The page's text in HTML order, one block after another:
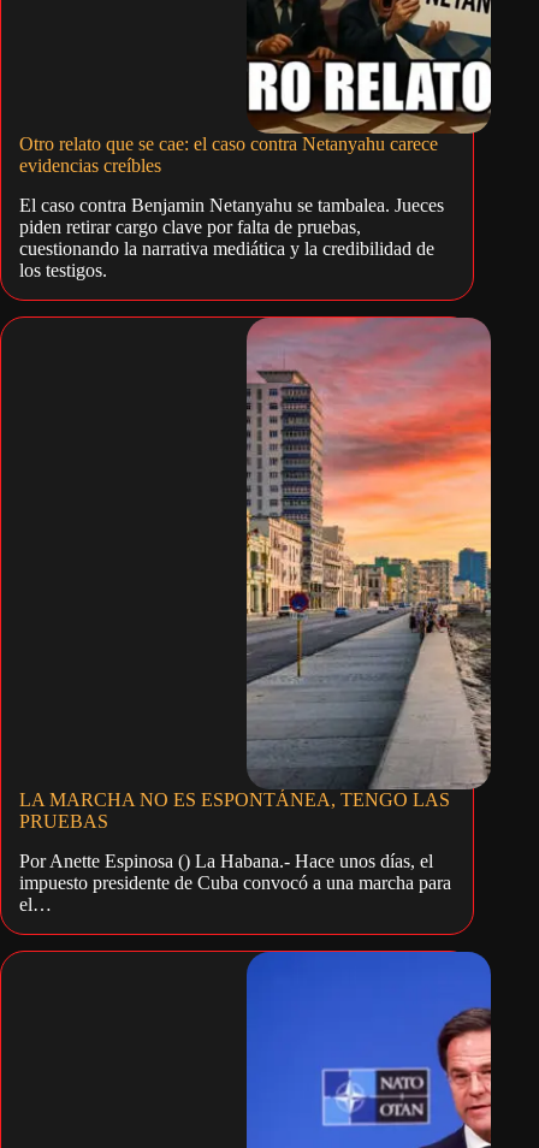
Otro relato que se cae: el caso contra Netanyahu carece
evidencias creíbles
El caso contra Benjamin Netanyahu se tambalea. Jueces
piden retirar cargo clave por falta de pruebas,
cuestionando la narrativa mediática y la credibilidad de
los testigos.
LA MARCHA NO ES ESPONTÁNEA, TENGO LAS
PRUEBAS
Por Anette Espinosa () La Habana.- Hace unos días, el
impuesto presidente de Cuba convocó a una marcha para
el…